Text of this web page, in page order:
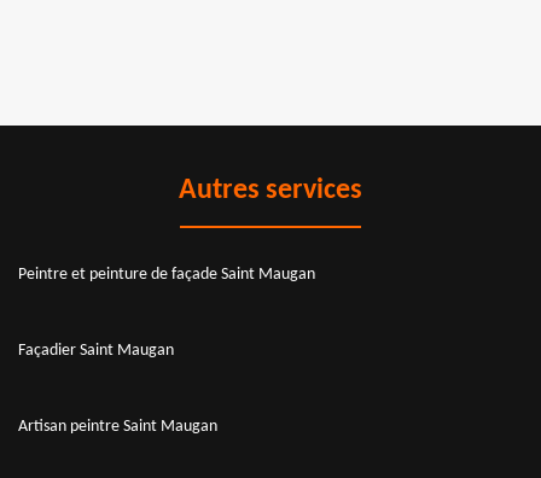
Autres services
Peintre et peinture de façade Saint Maugan
Façadier Saint Maugan
Artisan peintre Saint Maugan